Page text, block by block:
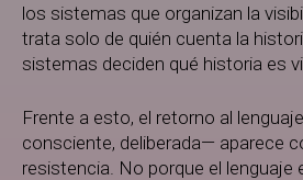
los sistemas que organizan la
trata solo de quién cuenta la
sistemas deciden qué historia es
Frente a esto, el retorno al
consciente, deliberada— aparece
resistencia. No porque el lenguaje